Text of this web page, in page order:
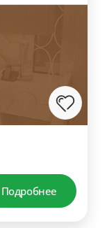
Подробнее